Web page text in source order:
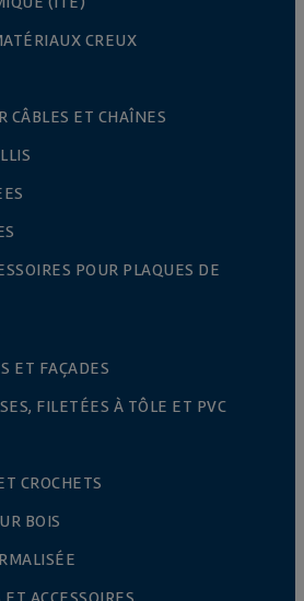
CREUX
CÂBLES ET CHAÎNES
POUR PLAQUES DE
ET FAÇADES
FILETÉES À TÔLE ET PVC
CROCHETS
BOIS